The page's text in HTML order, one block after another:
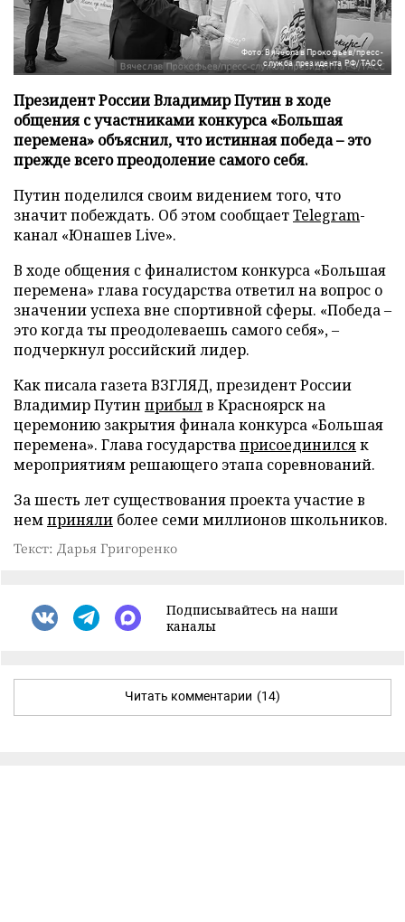
Фото: Вячеслав Прокофьев/пресс-
служба президента РФ/ТАСС
Президент России Владимир Путин в ходе
общения с участниками конкурса «Большая
перемена» объяснил, что истинная победа – это
прежде всего преодоление самого себя.
Путин поделился своим видением того, что
значит побеждать. Об этом сообщаетTelegram-
канал «Юнашев Live».
В ходе общения с финалистом конкурса «Большая
перемена» глава государства ответил на вопрос о
значении успеха вне спортивной сферы. «Победа –
это когда ты преодолеваешь самого себя», –
подчеркнул российский лидер.
Как писала газета ВЗГЛЯД, президент России
Владимир Путин прибылв Красноярск на
церемонию закрытия финала конкурса «Большая
перемена». Глава государстваприсоединилсяк
мероприятиям решающего этапа соревнований.
За шесть лет существования проекта участие в
немприняли более семи миллионов школьников.
Текст: Дарья Григоренко
Подписывайтесь на наши
каналы
Читать комментарии (14)